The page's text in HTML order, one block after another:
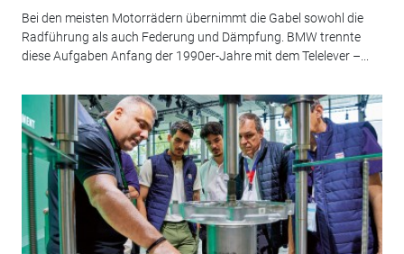
Bei den meisten Motorrädern übernimmt die Gabel sowohl die
Radführung als auch Federung und Dämpfung. BMW trennte
diese Aufgaben Anfang der 1990er-Jahre mit dem Telelever –...